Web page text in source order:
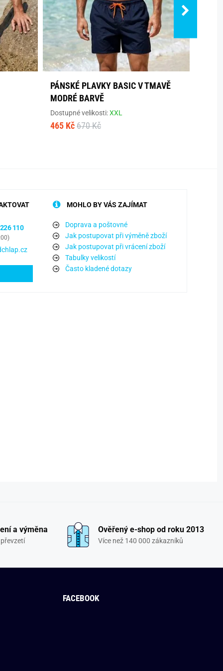
PÁNSKÉ PLAVKY BASIC V TMAVĚ
MODRÉ BARVĚ
Dostupné velikosti:XXL
465 Kč 670 Kč
110
MOHLO BY VÁS ZAJÍMAT
Doprava a poštovné
Jak postupovat při výměně zboží
Jak postupovat při vrácení zboží
Tabulky velikostí
Často kladené dotazy
a výměna Ověřený e-shop od roku 2013
Více než 140 000 zákazníků
FACEBOOK